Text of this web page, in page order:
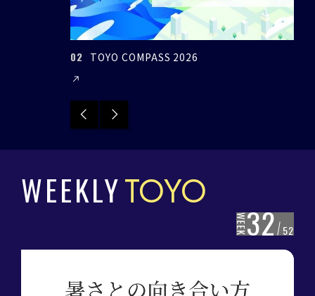
02 TOYO COMPASS 2026
Previous
Next
WEEKLYTOYO
WEEK32 52